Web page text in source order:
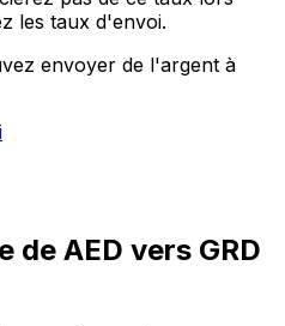
les taux d'envoi.
envoyer de l'argent à
de AED vers GRD